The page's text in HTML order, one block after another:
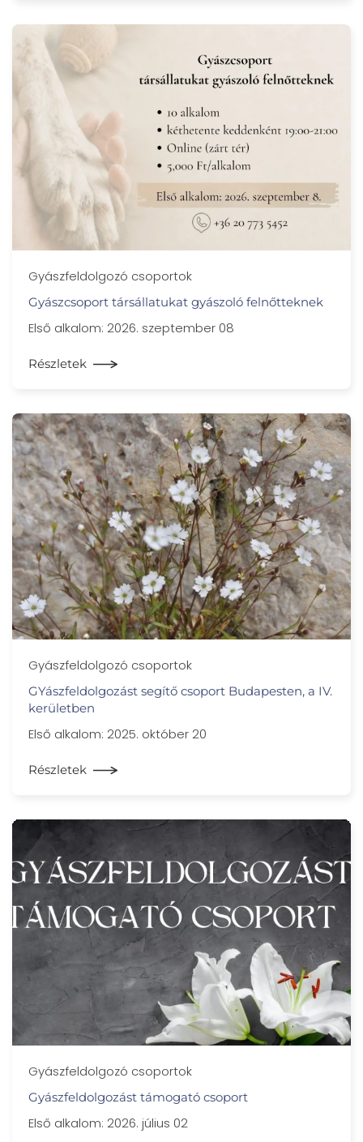
Gyászfeldolgozó csoportok
Gyászcsoport társállatukat gyászoló felnőtteknek
Első alkalom: 2026. szeptember 08
Részletek
Gyászfeldolgozó csoportok
GYászfeldolgozást segítő csoport Budapesten, a IV.
kerületben
Első alkalom: 2025. október 20
Részletek
Gyászfeldolgozó csoportok
Gyászfeldolgozást támogató csoport
Első alkalom: 2026. július 02